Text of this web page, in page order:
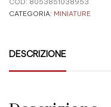
COD: 8053851038953
CATEGORIA: MINIATURE
DESCRIZIONE